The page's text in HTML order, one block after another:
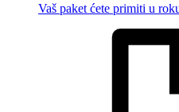
Vaš paket ćete primiti u